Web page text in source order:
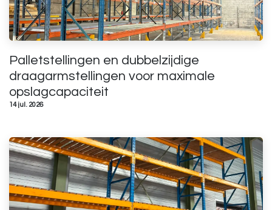
Palletstellingen en dubbelzijdige
draagarmstellingen voor maximale
opslagcapaciteit
14 jul. 2026